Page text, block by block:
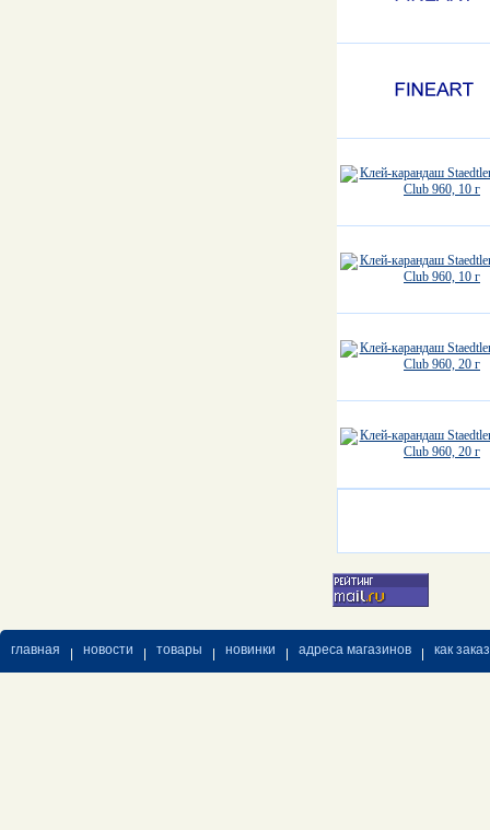
главная новости товары новинки адреса магазинов как